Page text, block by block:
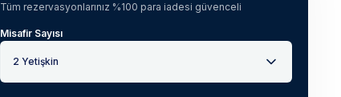
Tüm rezervasyonlarınız %100 para iadesi güvenceli
Misafir Sayısı
2 Yetişkin